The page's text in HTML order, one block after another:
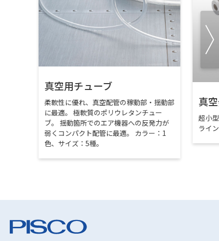
真空用チューブ
柔軟性に優れ、真空配管の稼動部・揺動部
に最適。 極軟質のポリウレタンチュー
ブ。 揺動箇所でのエア機器への反発力が
弱くコンパクト配管に最適。 カラー：1
色、サイズ：5種。
真
超小
ライ